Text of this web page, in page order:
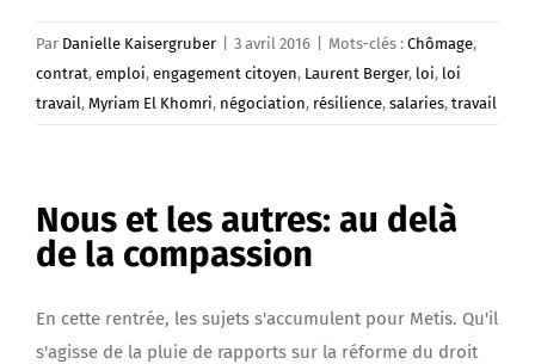
Par Danielle Kaisergruber 3 avril 2016 Mots-clés : Chômage,
contrat, emploi, engagement citoyen, Laurent Berger, loi, loi
travail, Myriam El Khomri, négociation, résilience, salaries, travail
Nous et les autres: au delà
de la compassion
En cette rentrée, les sujets s'accumulent pour Metis. Qu'il
s'agisse de la pluie de rapports sur la réforme du droit